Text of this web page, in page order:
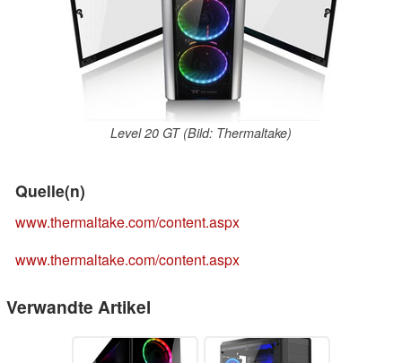
Level 20 GT (Bild: Thermaltake)
Quelle(n)
www.thermaltake.com/content.aspx
www.thermaltake.com/content.aspx
Verwandte Artikel